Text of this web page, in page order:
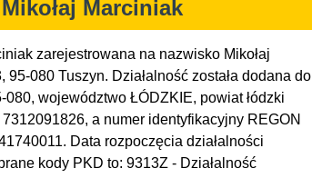
Marciniak
zarejestrowana na nazwisko Mikołaj
080 Tuszyn. Działalność została dodana do
województwo ŁÓDZKIE, powiat łódzki
a numer identyfikacyjny REGON
Data rozpoczęcia działalności
kody PKD to: 9313Z - Działalność